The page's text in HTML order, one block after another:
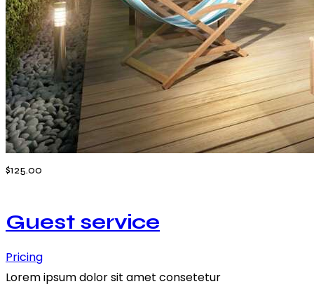
$125.00
Guest service
Pricing
Lorem ipsum dolor sit amet consetetur